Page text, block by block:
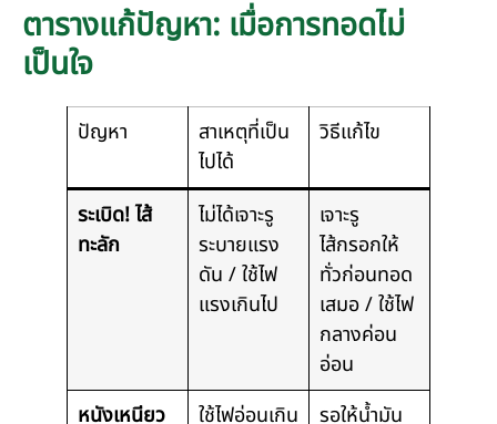
ตารางแก้ปัญหา: เมื่อการทอดไม่
เป็นใจ
ปัญหา
สาเหตุที่เป็น
ไปได้
วิธีแก้ไข
ระเบิด! ไส้
ทะลัก
ไม่ได้เจาะรู
ระบายแรง
ดัน / ใช้ไฟ
แรงเกินไป
เจาะรู
ไส้กรอกให้
ทั่วก่อนทอด
เสมอ / ใช้ไฟ
กลางค่อน
อ่อน
หนังเหนียว
ใช้ไฟอ่อนเกิน รอให้น้ำมัน